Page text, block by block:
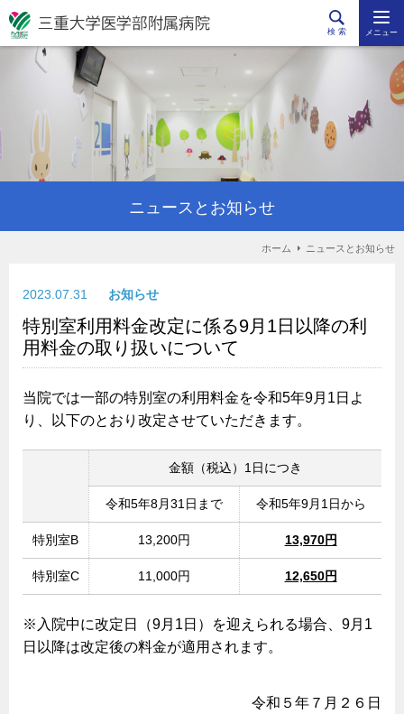
検 索 メニュー
ニュースとお知らせ
ホーム ニュースとお知らせ
2023.07.31 お知らせ
特別室利用料金改定に係る9月1日以降の利
用料金の取り扱いについて
当院では一部の特別室の利用料金を令和5年9月1日よ
り、以下のとおり改定させていただきます。
金額（税込）1日につき
令和5年8月31日まで 令和5年9月1日から
特別室B 13,200円 13,970円
特別室C 11,000円 12,650円
※入院中に改定日（9月1日）を迎えられる場合、9月1
日以降は改定後の料金が適用されます。
令和５年７月２６日